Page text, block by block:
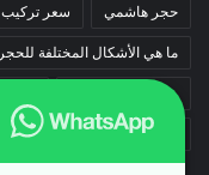
حجر هاشمي سعر تركيب
ما هي الأشكال المختلفة
محارة جاهزه ملونه
واجهات حجر ابيض ازازي